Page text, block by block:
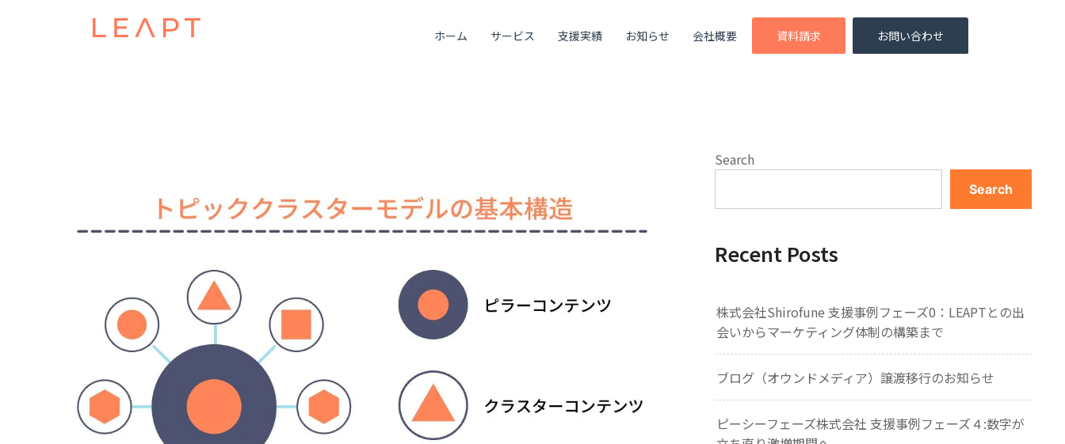
ホーム サービス 支援実績 お知らせ 会社概要 資料請求 お問い合わせ
Search
Search
Recent Posts
株式会社Shirofune 支援事例フェーズ0：LEAPTとの出
会いからマーケティング体制の構築まで
ブログ（オウンドメディア）譲渡移行のお知らせ
ピーシーフェーズ株式会社 支援事例フェーズ４:数字が